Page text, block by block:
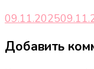
09.11.2025
Добавить